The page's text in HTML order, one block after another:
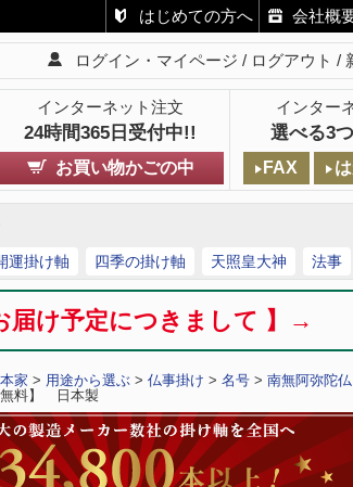
はじめての方へ 会社概
ログイン・マイページ ログアウト
インターネット注文
24時間365日受付中!!
インター
選べる3
お買い物かごの中 FAX
運掛け軸 四季の掛け軸 天照皇大神 法事
届け予定につきまして 】→
家 > 用途から選ぶ > 仏事掛け > 名号 > 南無阿弥陀仏
料】 日本製